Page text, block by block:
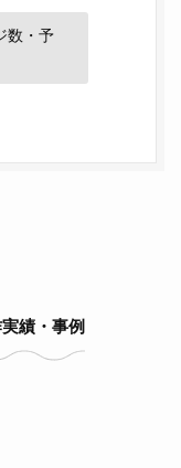
数・予
績・事例